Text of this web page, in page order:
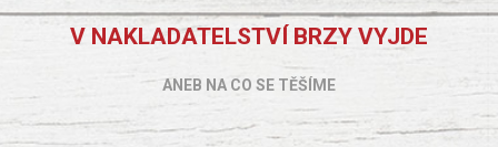
V NAKLADATELSTVÍ BRZY VYJDE
ANEB NA CO SE TĚŠÍME